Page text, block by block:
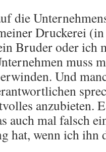
die
Druckerei
Bruder oder ich
muss
Und
anzubieten.
auch mal falsch
hat, wenn ich ihn